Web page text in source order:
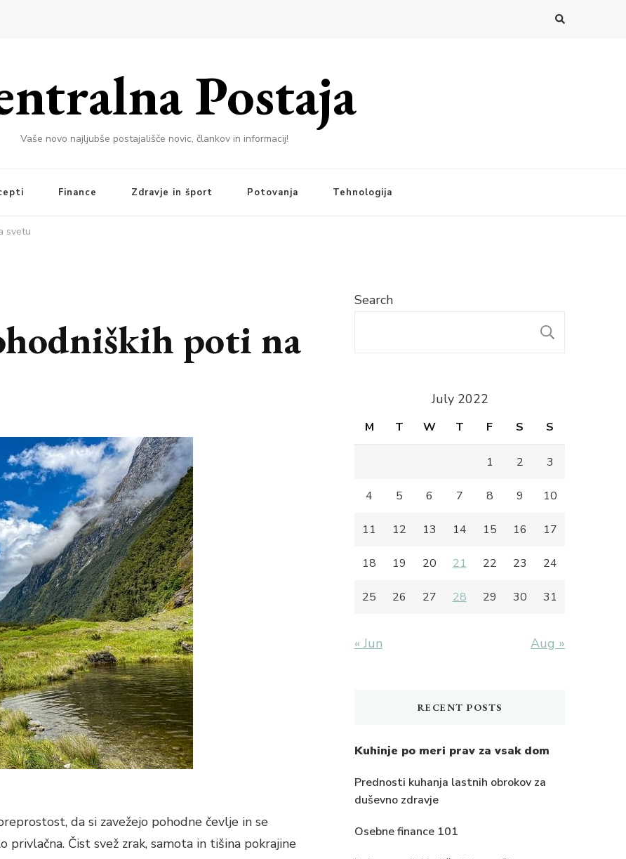
Postaja
Vaše novo najljubše postajališče novic, člankov in informacij!
Finance Zdravje in šport Potovanja Tehnologija
svetu
poti na
da si zavežejo pohodne čevlje in se
privlačna. Čist svež zrak, samota in tišina pokrajine
Search
July 2022
M T W T F S S
1 2 3
4 5 6 7 8 9 10
11 12 13 14 15 16 17
18 19 20 21 22 23 24
25 26 27 28 29 30 31
« Jun Aug »
RECENT POSTS
Kuhinje po meri prav za vsak dom
Prednosti kuhanja lastnih obrokov za
duševno zdravje
Osebne finance 101